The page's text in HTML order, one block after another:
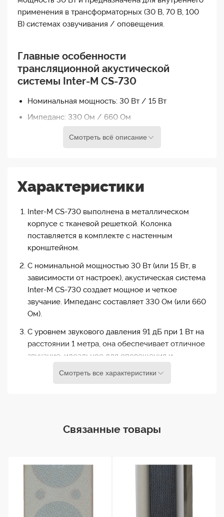
применения в трансформаторных (30 В, 70 В, 100
В) системах озвучивания / оповещения.
Главные особенности
трансляционной акустической
системы Inter-M CS-730
Номинальная мощность: 30 Вт / 15 Вт
Импеданс: 330 Ом / 660 Ом
Полоса частот: 200-14000 Гц
Крепление: настенный кронштейн
Смотреть всё описание
Характеристики
Inter-M CS-730 выполнена в металлическом
корпусе с тканевой решеткой. Колонка
поставляется в комплекте с настенным
кронштейном.
С номинальной мощностью 30 Вт (или 15 Вт, в
зависимости от настроек), акустическая система
Inter-M CS-730 создает мощное и четкое
звучание. Импеданс составляет 330 Ом (или 660
Ом).
С уровнем звукового давления 91 дБ при 1 Вт на
расстоянии 1 метра, она обеспечивает отличное
звучание, идеальное для оповещения и
Смотреть все характеристики
Связанные товары